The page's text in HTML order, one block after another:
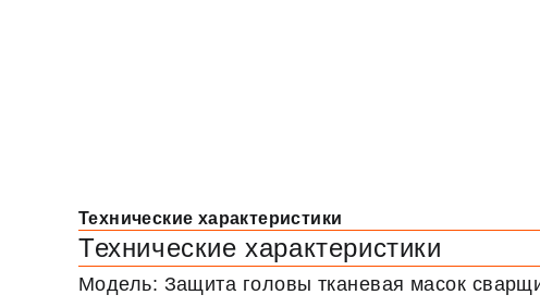
Технические характеристики
Технические характеристики
Модель: Защита головы тканевая масок